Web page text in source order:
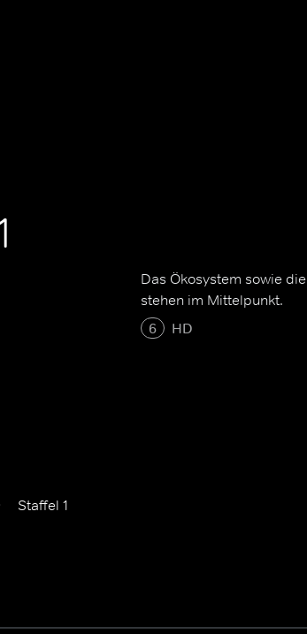
Das Ökosystem sowie
stehen im Mittelpunkt.
6
HD
Staffel 1